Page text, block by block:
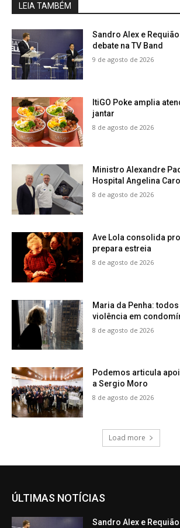
LEIA TAMBÉM
Sandro Alex e
debate na TV Band
9 de agosto de 2026
ItiGO Poke amplia
jantar
8 de agosto de 2026
Ministro Alexandre
Hospital Angelina
8 de agosto de 2026
Ave Lola consolida
prepara estreia
8 de agosto de 2026
Maria da Penha:
violência em
8 de agosto de 2026
Podemos articula
a Sergio Moro
8 de agosto de 2026
Load more
ÚLTIMAS NOTÍCIAS
Sandro Alex e